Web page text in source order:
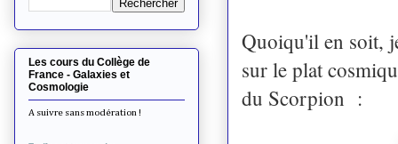
Quoiqu'il en soit,
sur le plat
du Scorpion :
Les cours du Collège de
France - Galaxies et
Cosmologie
A suivre sans modération !